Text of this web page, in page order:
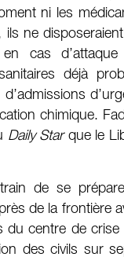
ni les
ne
cas
déjà
chimique.
Daily Starque le
de se
de la frontière
du centre de
des civils sur